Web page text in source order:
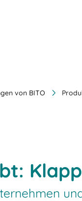
von BITO